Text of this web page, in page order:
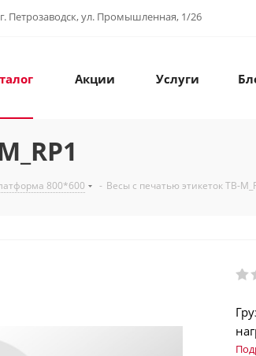
г. Петрозаводск, ул. Промышленная, 1/26
Акции Услуги
800*600 - Весы с печатью этикеток ТВ-